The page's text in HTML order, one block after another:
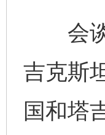
会谈
吉克斯
国和塔